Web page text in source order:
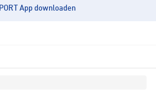
App downloaden